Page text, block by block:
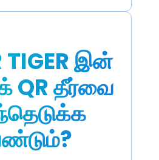
TIGER இன்
QR தீர்வை